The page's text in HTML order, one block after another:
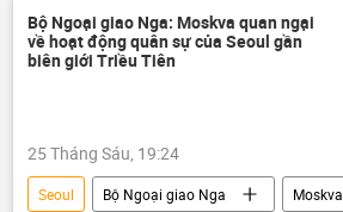
Bộ Ngoại giao Nga: Moskva quan ngại
về hoạt động quân sự của Seoul gần
biên giới Triều Tiên
25 Tháng Sáu, 19:24
Seoul Bộ Ngoại giao Nga
Moskva